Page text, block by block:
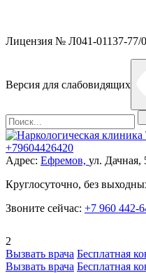
Лицензия № Л041-01137-77/
Версия для слабовидящих
+79604426420
Адрес: Ефремов, ул. Дачная,
Круглосуточно, без
Звоните сейчас: +7 960 442-
2
Вызвать врача Бесплатная
Вызвать врача Бесплатная